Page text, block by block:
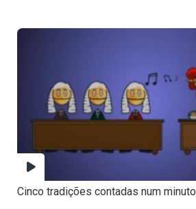
Cinco tradições contadas num minuto